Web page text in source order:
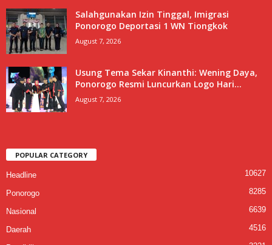
Salahgunakan Izin Tinggal, Imigrasi
Ponorogo Deportasi 1 WN Tiongkok
August 7, 2026
Usung Tema Sekar Kinanthi: Wening Daya,
Ponorogo Resmi Luncurkan Logo Hari...
August 7, 2026
POPULAR CATEGORY
Headline 10627
Ponorogo 8285
Nasional 6639
Daerah 4516